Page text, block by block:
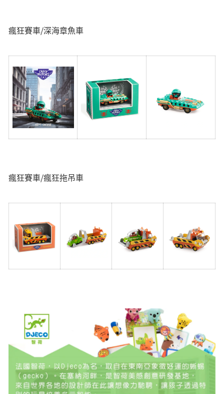
瘋狂賽車/深海章魚車
瘋狂賽車/瘋狂拖吊車